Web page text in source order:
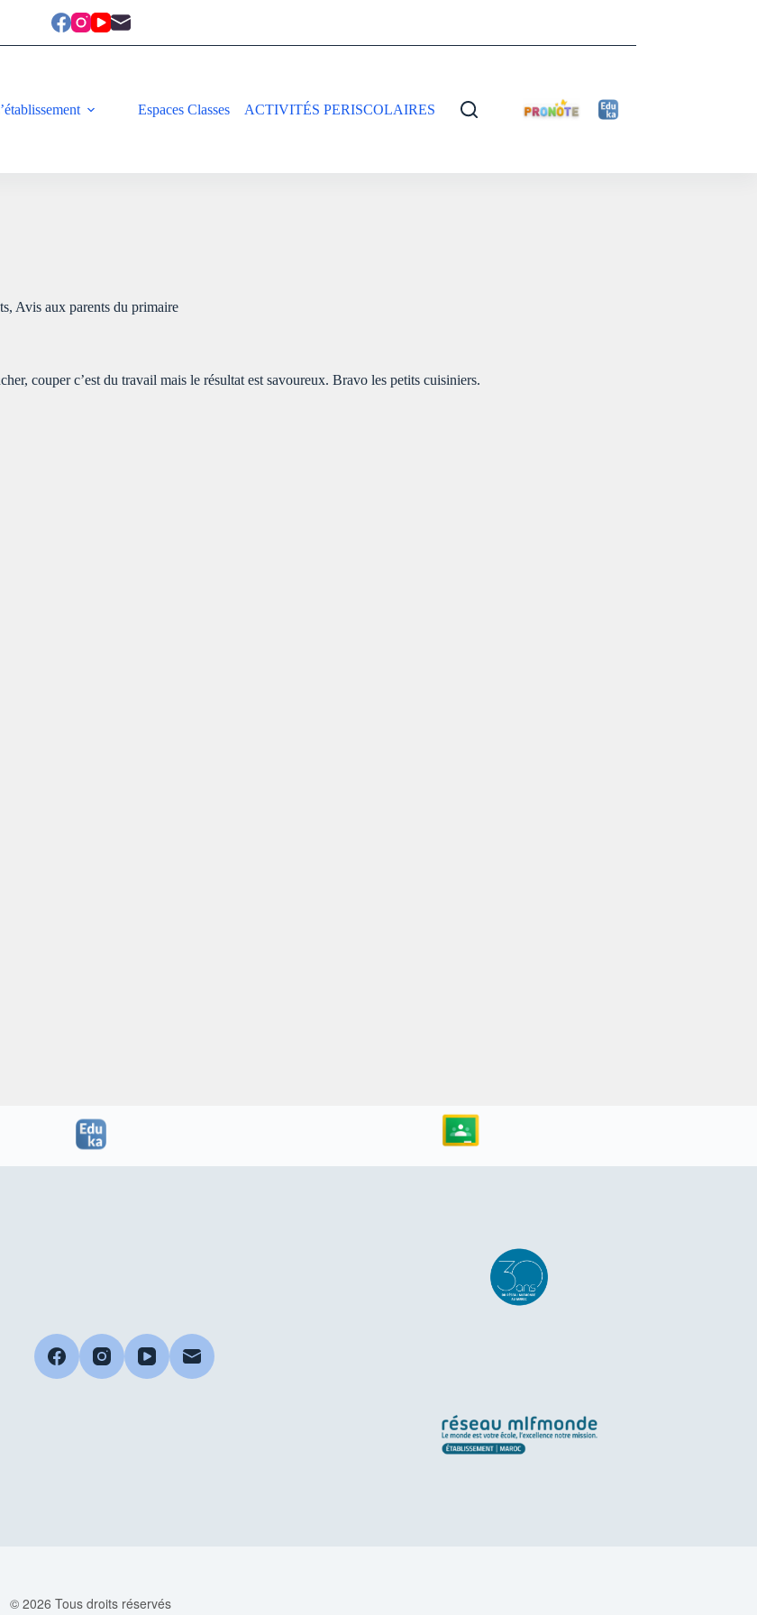
Espaces Classes ACTIVITÉS PERISCOLAIRES
, Avis aux parents du primaire
couper c’est du travail mais le résultat est savoureux. Bravo les petits cuisiniers.
© 2026 Tous droits réservés